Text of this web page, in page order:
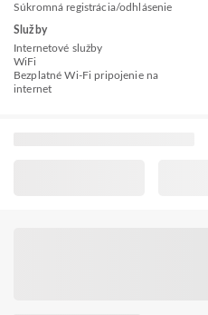
Súkromná registrácia/odhlásenie
Služby
Internetové služby
WiFi
Bezplatné Wi-Fi pripojenie na
internet